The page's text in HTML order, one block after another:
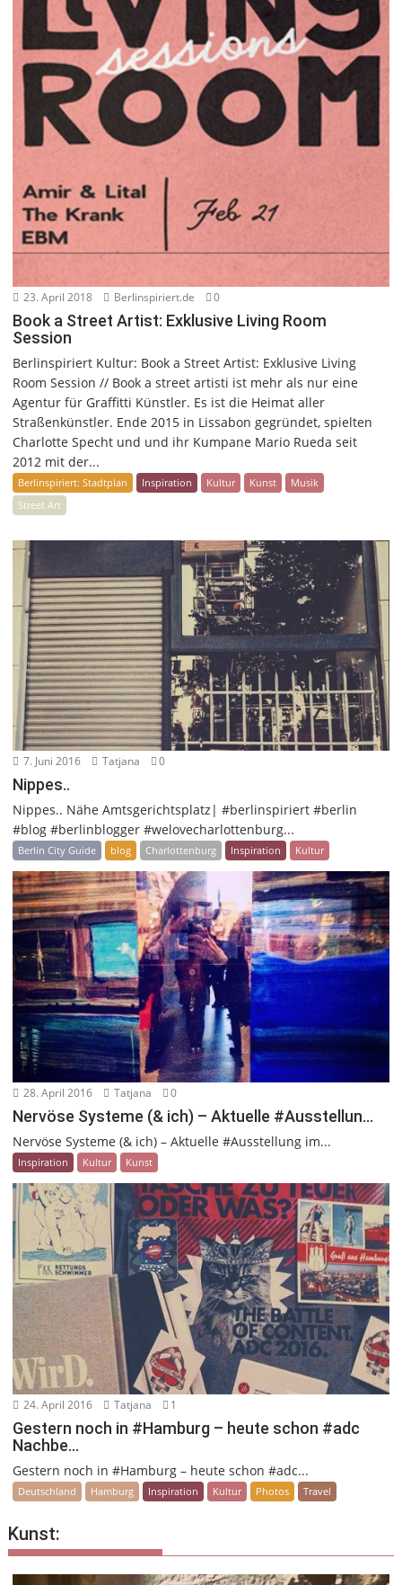
23. April 2018 Berlinspiriert.de 0
Book a Street Artist: Exklusive Living Room
Session
Berlinspiriert Kultur: Book a Street Artist: Exklusive Living
Room Session // Book a street artisti ist mehr als nur eine
Agentur für Graffitti Künstler. Es ist die Heimat aller
Straßenkünstler. Ende 2015 in Lissabon gegründet, spielten
Charlotte Specht und und ihr Kumpane Mario Rueda seit
2012 mit der...
Berlinspiriert: Stadtplan Inspiration Kultur Kunst
Musik
Street Art
7. Juni 2016 Tatjana 0
Nippes..
Nippes.. Nähe Amtsgerichtsplatz| #berlinspiriert #berlin
#blog #berlinblogger #welovecharlottenburg...
Berlin City Guide blog Charlottenburg Inspiration Kultur
28. April 2016 Tatjana 0
Nervöse Systeme (& ich) – Aktuelle #Ausstellun…
Nervöse Systeme (& ich) – Aktuelle #Ausstellung im...
Inspiration Kultur Kunst
24. April 2016 Tatjana 1
Gestern noch in #Hamburg – heute schon #adc
Nachbe…
Gestern noch in #Hamburg – heute schon #adc...
Deutschland Hamburg Inspiration Kultur Photos Travel
Kunst: